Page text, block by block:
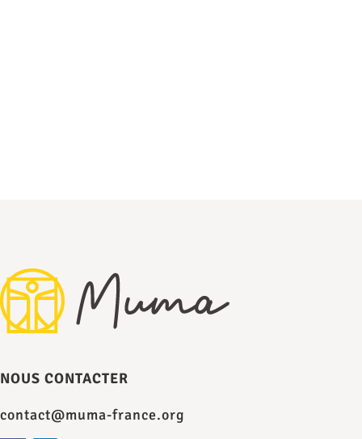
NOUS CONTACTER
contact@muma-france.org